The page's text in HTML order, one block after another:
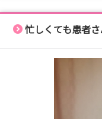
忙しくても患者